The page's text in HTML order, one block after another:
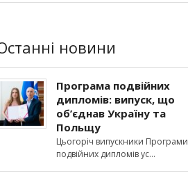
новини
Програма подвійних
дипломів: випуск, що
об’єднав Україну та
Польщу
Цьогоріч випускники Програми
подвійних дипломів ус